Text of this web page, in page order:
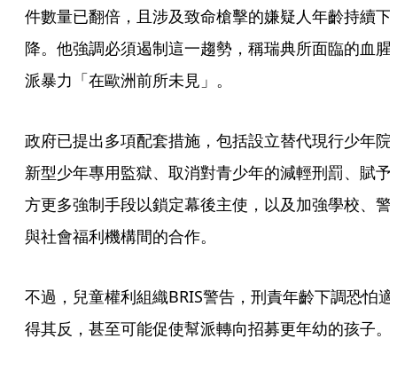
件數量已翻倍，且涉及致命槍擊的嫌疑人年齡持續下
降。他強調必須遏制這一趨勢，稱瑞典所面臨的血腥
派暴力「在歐洲前所未見」。
政府已提出多項配套措施，包括設立替代現行少年院
新型少年專用監獄、取消對青少年的減輕刑罰、賦予
方更多強制手段以鎖定幕後主使，以及加強學校、警
與社會福利機構間的合作。
不過，兒童權利組織BRIS警告，刑責年齡下調恐怕適
得其反，甚至可能促使幫派轉向招募更年幼的孩子。